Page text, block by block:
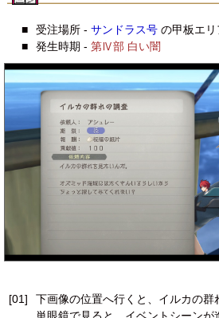
■ 受注場所 - サンドラス号の甲板エリ
■
発生時期 - 第Ⅳ部 白い闇
[01]
下画像の位置へ行くと、イルカの群